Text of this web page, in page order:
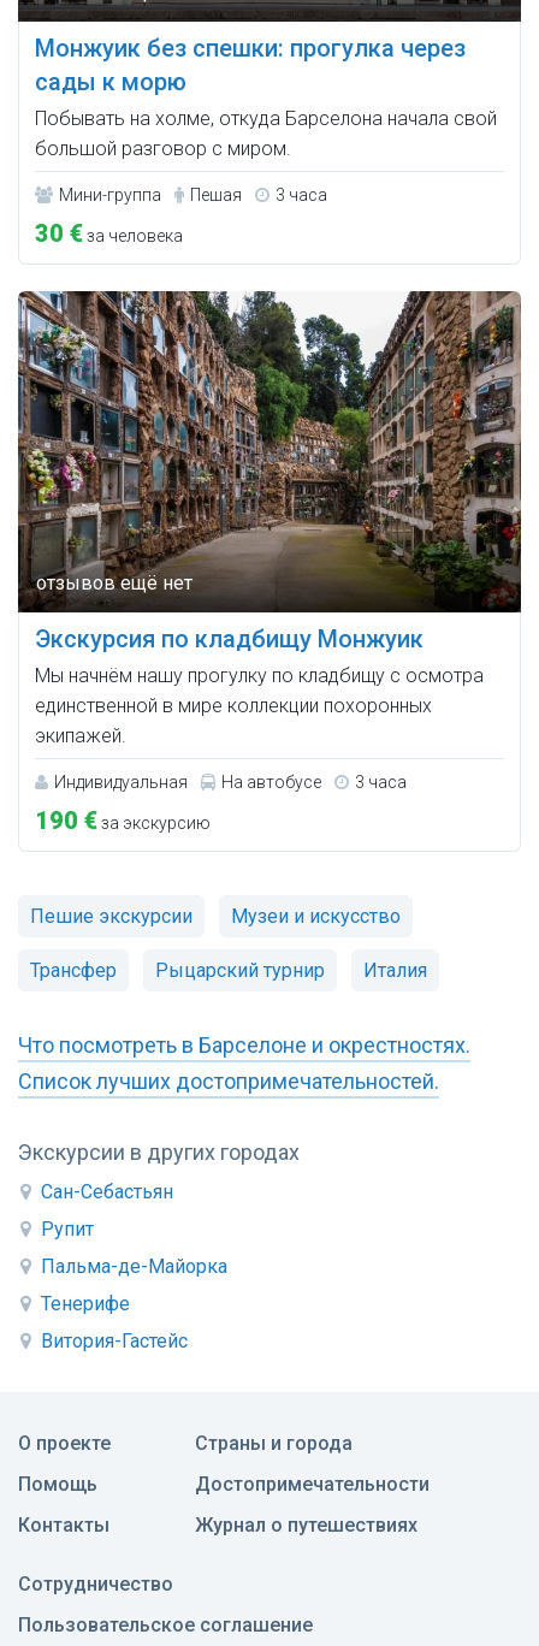
Экскурсии в других городах
Сан-Себастьян
Рупит
Пальма-де-Майорка
Тенерифе
Витория-Гастейс
Монжуик без спешки: прогулка через
сады к морю
Побывать на холме, откуда Барселона начала свой
большой разговор с миром.
Мини-группа Пешая 3 часа
30 €за человека
Экскурсия по кладбищу Монжуик
Мы начнём нашу прогулку по кладбищу с осмотра
единственной в мире коллекции похоронных
экипажей.
Индивидуальная На автобусе 3 часа
190 €за экскурсию
Пешие экскурсии Музеи и искусство
Трансфер Рыцарский турнир Италия
Что посмотреть в Барселоне и окрестностях.
Список лучших достопримечательностей.
О проекте
Помощь
Контакты
Страны и города
Достопримечательности
Журнал о путешествиях
Сотрудничество
Пользовательское соглашение